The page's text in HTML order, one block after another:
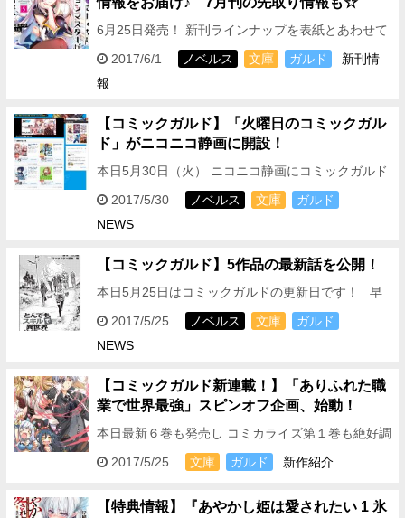
6月25日発売！ 新刊ラインナップを表紙とあわせて
ご紹介します☆ 2017年6月刊「オーバーラップ文
庫」タイトル▼▼▼▼▼▼▼▼▼▼▼▼▼▼▼ ★…
2017/6/1 ノベルス 文庫 ガルド
新刊情
報
【コミックガルド】「火曜日のコミックガル
ド」がニコニコ静画に開設！
本日5月30日（火） ニコニコ静画にコミックガルド
の公式ページ 「火曜日のコミックガルド」が開設し
ました！ 表題の通り、毎…
2017/5/30 ノベルス 文庫
ガルド
NEWS
【コミックガルド】5作品の最新話を公開！
本日5月25日はコミックガルドの更新日です！ 早
速その情報を･･･といいたいところですが その前に
ひとつビッグニュースです！ …
2017/5/25 ノベルス 文庫
ガルド
NEWS
【コミックガルド新連載！】「ありふれた職
業で世界最強」スピンオフ企画、始動！
本日最新６巻も発売し コミカライズ第１巻も絶好調
の 「ありふれた職業で世界最強」シリーズですが
今夏、新企画が始動します！ 「ありふれた職…
2017/5/25 文庫 ガルド 新作紹介
【特典情報】『あやかし姫は愛されたい 1 氷